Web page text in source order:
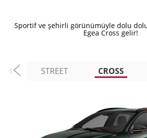
Sportif ve şehirli görünümüyle dolu
Egea Cross gelir!
STREET CROSS